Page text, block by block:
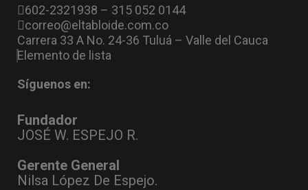
602-2321938 – 315 052 0144
correo@eltabloide.com.co
Carrera 33 A No. 24-36 Tuluá – Valle del Cauca
Elemento de lista
Síguenos en:
Fundador
JOSÉ W. ESPEJO R.
Gerente General
Nilsa López De Espejo.